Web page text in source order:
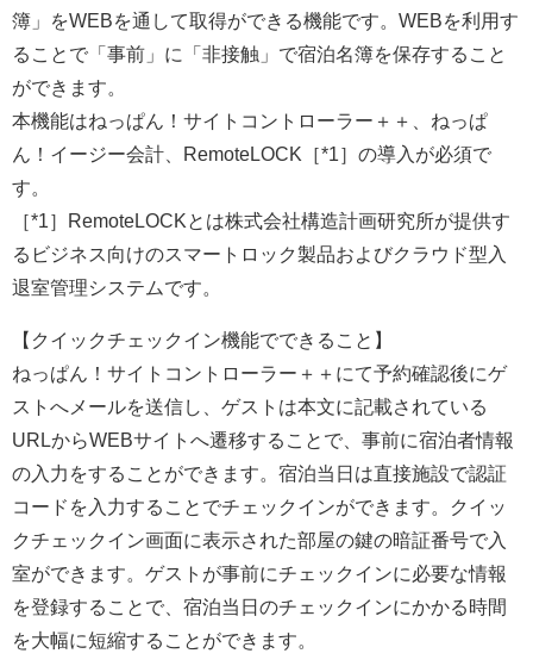
簿」をWEBを通して取得ができる機能です。WEBを利用す
ることで「事前」に「非接触」で宿泊名簿を保存すること
ができます。
本機能はねっぱん！サイトコントローラー＋＋、ねっぱ
ん！イージー会計、RemoteLOCK［*1］の導入が必須で
す。
［*1］RemoteLOCKとは株式会社構造計画研究所が提供す
るビジネス向けのスマートロック製品およびクラウド型入
退室管理システムです。
【クイックチェックイン機能でできること】
ねっぱん！サイトコントローラー＋＋にて予約確認後にゲ
ストへメールを送信し、ゲストは本文に記載されている
URLからWEBサイトへ遷移することで、事前に宿泊者情報
の入力をすることができます。宿泊当日は直接施設で認証
コードを入力することでチェックインができます。クイッ
クチェックイン画面に表示された部屋の鍵の暗証番号で入
室ができます。ゲストが事前にチェックインに必要な情報
を登録することで、宿泊当日のチェックインにかかる時間
を大幅に短縮することができます。